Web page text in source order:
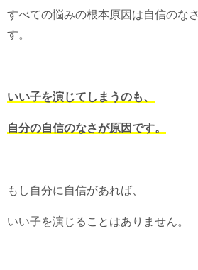
すべての悩みの根本原因は自信のな
す。
いい子を演じてしまうのも、
自分の自信のなさが原因です。
もし自分に自信があれば、
いい子を演じることはありません。